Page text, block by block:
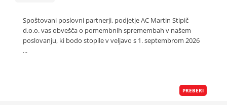
Spoštovani poslovni partnerji, podjetje AC Martin Stipič
d.o.o. vas obvešča o pomembnih spremembah v našem
poslovanju, ki bodo stopile v veljavo s 1. septembrom 2026
...
PREBERI